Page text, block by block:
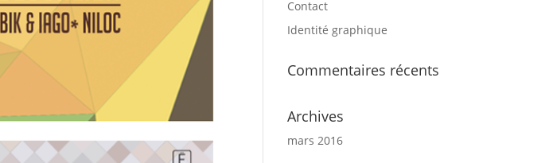
Contact
Identité graphique
Commentaires récents
Archives
mars 2016